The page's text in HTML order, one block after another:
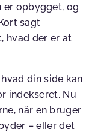
er opbygget, og
sagt
hvad der er at
din side kan
indekseret. Nu
når en bruger
– eller det